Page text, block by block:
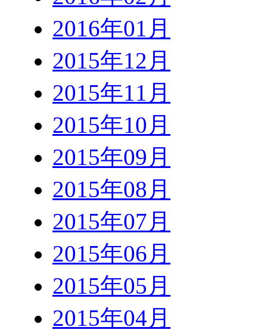
2016年01月
2015年12月
2015年11月
2015年10月
2015年09月
2015年08月
2015年07月
2015年06月
2015年05月
2015年04月